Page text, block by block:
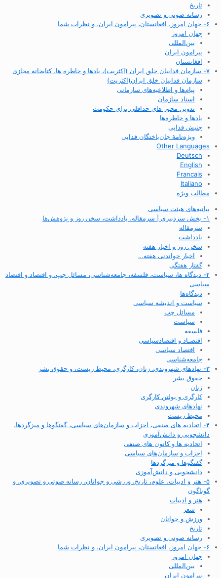
تاریخ
رسانه صوتی و تصویری
۶- جهان امروز، افغانستان، پیرامون ایران، و نظرات شما
جهان امروز
بین‌المللی
پیرامون ایران
افغانستان
۷- سازمان فداییان خلق ایران (اکثریت)، یادها و خاطره ها، کتابخانه مجازی
سازمان فداییان خلق ایران(اکثریت)
پیام‌ها و اطلاعیه‌های سازمانی
اسناد سازمان
تدوین محور های حداقلی برای حکومت
یادها و خاطره‌ها
جنبش فدایی
ویژه‌نامهٔ جان‌باختگان فدایی
Other Languages
Deutsch
English
Francais
Italiano
مطالب ویژه
بیانیه‌های هیئت سیاسی
۱- بخش سردبیری | سرمقاله، یادداشت، سخن روز و پژوهش‌ها
سرمقاله
یادداشت
سخن روز و اخبار هفته
اخبار خواندنی هفته…
گفتار هفتگی
۲- دیدگاه ها، سیاست، فلسفه، جامعه‌شناسی، مسائل چپ، و اقتصاد و اقتصاد
سیاسی
دیدگاه‌ها
سیاست و اندیشه سیاسی
مسائل چپ
سیاست
فلسفه
اقتصـاد و اقتصاد‌سیاسی
اقتصاد سیاسی
جامعه‌شناسی
۳- نهادهای شهروندی، زنان، کارگری، محیط زیست، و حقوق بشر
حقوق بشر
زنان
کارگری و بولتن کارگری
نهادهای شهروندی
محیط زیست
۴- اتحادیه های صنفی، احزاب و سازمان‌های سیاسی، گفتگوها و میزگردها،
دانشجویی و دانش‌آموزی
اتحادیه ها و کانون های صنفی
احزاب و سازمان‌های سیاسی
گفتگوها و میزگردها
دانشجویی و دانش‌آموزی
۵- هنر و ادبیات، علوم، تاریخ، ورزشی و جوانان، رسانه صوتی و تصویری، و
گوناگون
هنر و ادبیات
شعر
ورزش و جوانان
تاریخ
رسانه صوتی و تصویری
۶- جهان امروز، افغانستان، پیرامون ایران، و نظرات شما
جهان امروز
بین‌المللی
پیرامون ایران